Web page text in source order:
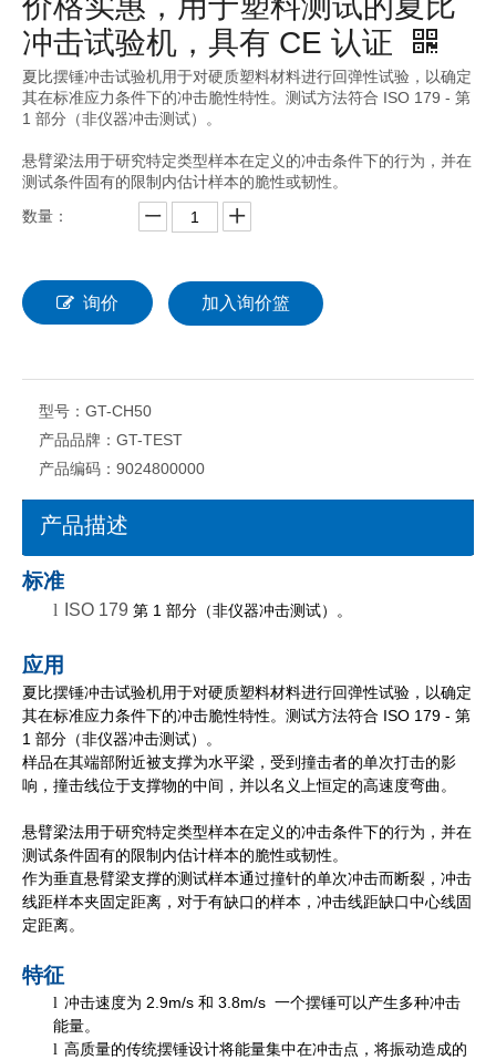
冲击试验机，具有 CE 认证
夏比摆锤冲击试验机用于对硬质塑料材料进行回弹性试验，以确定
其在标准应力条件下的冲击脆性特性。测试方法符合 ISO 179 - 第
1 部分（非仪器冲击测试）。
悬臂梁法用于研究特定类型样本在定义的冲击条件下的行为，并在
测试条件固有的限制内估计样本的脆性或韧性。
数量：
询价 加入询价篮
型号： GT-CH50
产品品牌： GT-TEST
产品编码： 9024800000
产品描述
标准
l ISO 179 第 1 部分（非仪器冲击测试）。
应用
夏比摆锤冲击试验机用于对硬质塑料材料进行回弹性试验，以确定
其在标准应力条件下的冲击脆性特性。测试方法符合 ISO 179 - 第
1 部分（非仪器冲击测试）。
样品在其端部附近被支撑为水平梁，受到撞击者的单次打击的影
响，撞击线位于支撑物的中间，并以名义上恒定的高速度弯曲。
悬臂梁法用于研究特定类型样本在定义的冲击条件下的行为，并在
测试条件固有的限制内估计样本的脆性或韧性。
作为垂直悬臂梁支撑的测试样本通过撞针的单次冲击而断裂，冲击
线距样本夹固定距离，对于有缺口的样本，冲击线距缺口中心线固
定距离。
特征
l 冲击速度为 2.9m/s 和 3.8m/s 一个摆锤可以产生多种冲击
能量。
l 高质量的传统摆锤设计将能量集中在冲击点，将振动造成的